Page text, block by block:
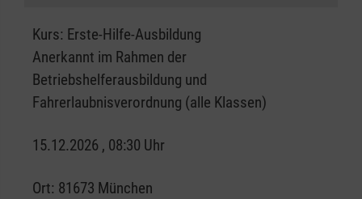
Kurs: Erste-Hilfe-Ausbildung
Anerkannt im Rahmen der
Betriebshelferausbildung und
Fahrerlaubnisverordnung (alle Klassen)
15.12.2026 , 08:30 Uhr
Ort: 81673 München